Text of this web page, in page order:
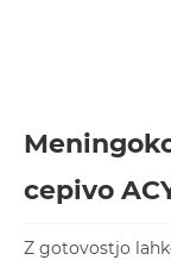
cepivo
Z gotovostjo